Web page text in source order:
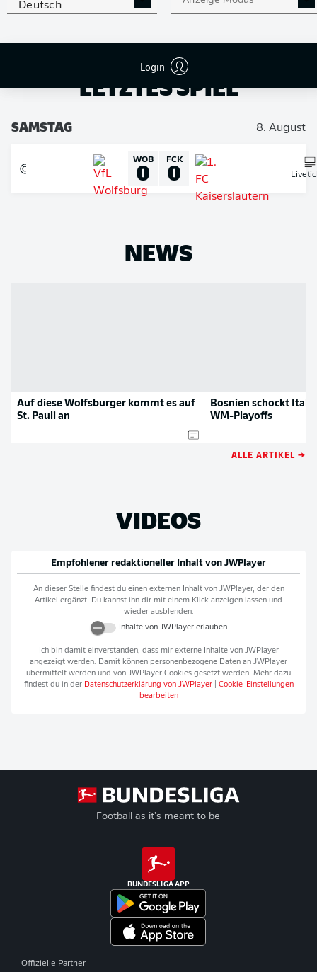
Deutsch
Login
NOCH MEHR BUNDESLIGA
IN DER APP!
LETZTES SPIEL
SAMSTAG 8. August
WOB
0 FCK
0
NEWS
Auf diese Wolfsburger kommt es auf
St. Pauli an
Bosnien schockt
WM-Playoffs
ALLE ARTIKEL →
VIDEOS
Empfohlener redaktioneller Inhalt von JWPlayer
An dieser Stelle findest du einen externen Inhalt von JWPlayer, der den
Artikel ergänzt. Du kannst ihn dir mit einem Klick anzeigen lassen und
wieder ausblenden.
Inhalte von JWPlayererlauben
Ich bin damit einverstanden, dass mir externe Inhalte von JWPlayer
angezeigt werden. Damit können personenbezogene Daten an JWPlayer
übermittelt werden und von JWPlayer Cookies gesetzt werden. Mehr dazu
findest du in der Datenschutzerklärung von JWPlayer| Cookie-Einstellungen
bearbeiten
Football as it's meant to be
BUNDESLIGA APP
Offizielle Partner